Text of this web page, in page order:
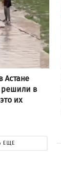
решили в
их
ЕЩЕ